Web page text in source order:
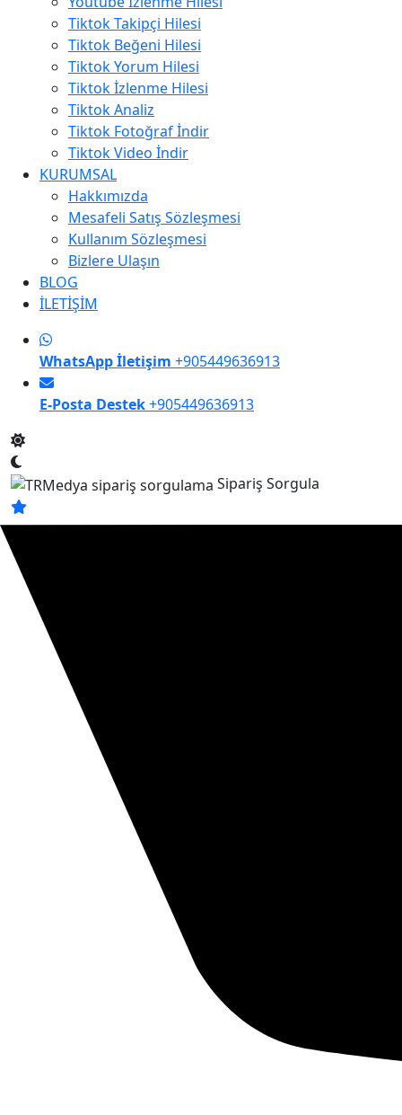
Tiktok Takipçi Hilesi
Tiktok Beğeni Hilesi
Tiktok Yorum Hilesi
Tiktok İzlenme Hilesi
Tiktok Analiz
Tiktok Fotoğraf İndir
Tiktok Video İndir
KURUMSAL
Hakkımızda
Mesafeli Satış Sözleşmesi
Kullanım Sözleşmesi
Bizlere Ulaşın
BLOG
İLETİŞİM
WhatsApp İletişim +905449636913
E-Posta Destek+905449636913
Sipariş Sorgula